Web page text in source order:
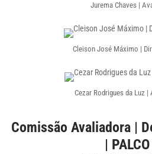
Jurema Chaves |
Cleison José Máximo |
Cezar Rodrigues da Luz |
Comissão Avaliadora |
|